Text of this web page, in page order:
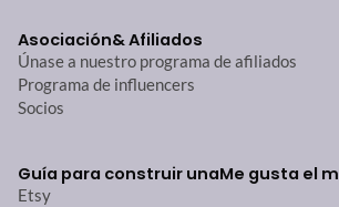
Asociación& Afiliados
Únase a nuestro programa de afiliados
Programa de influencers
Socios
Guía para construir unaMe gusta el
Etsy